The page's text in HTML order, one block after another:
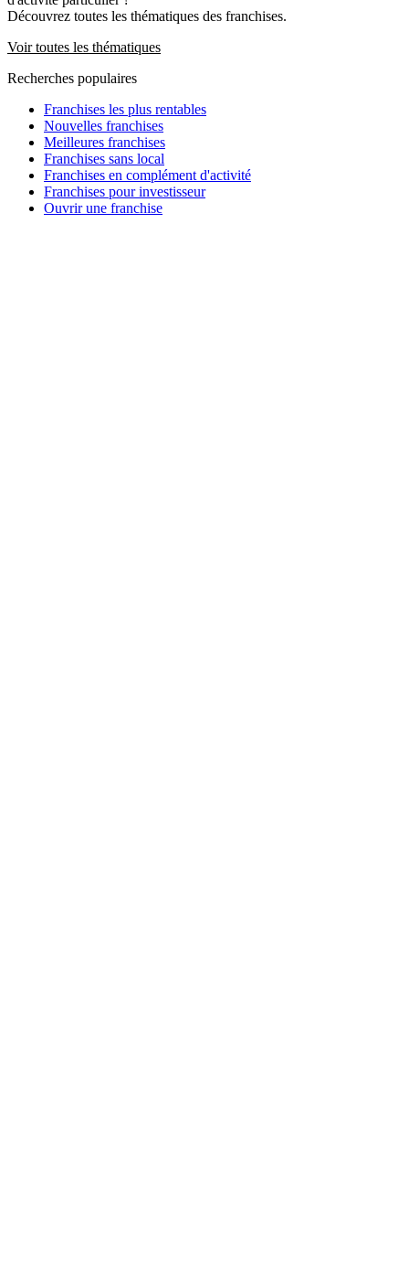
Découvrez toutes les thématiques des franchises.
Voir toutes les thématiques
Recherches populaires
Franchises les plus rentables
Nouvelles franchises
Meilleures franchises
Franchises sans local
Franchises en complément d'activité
Franchises pour investisseur
Ouvrir une franchise